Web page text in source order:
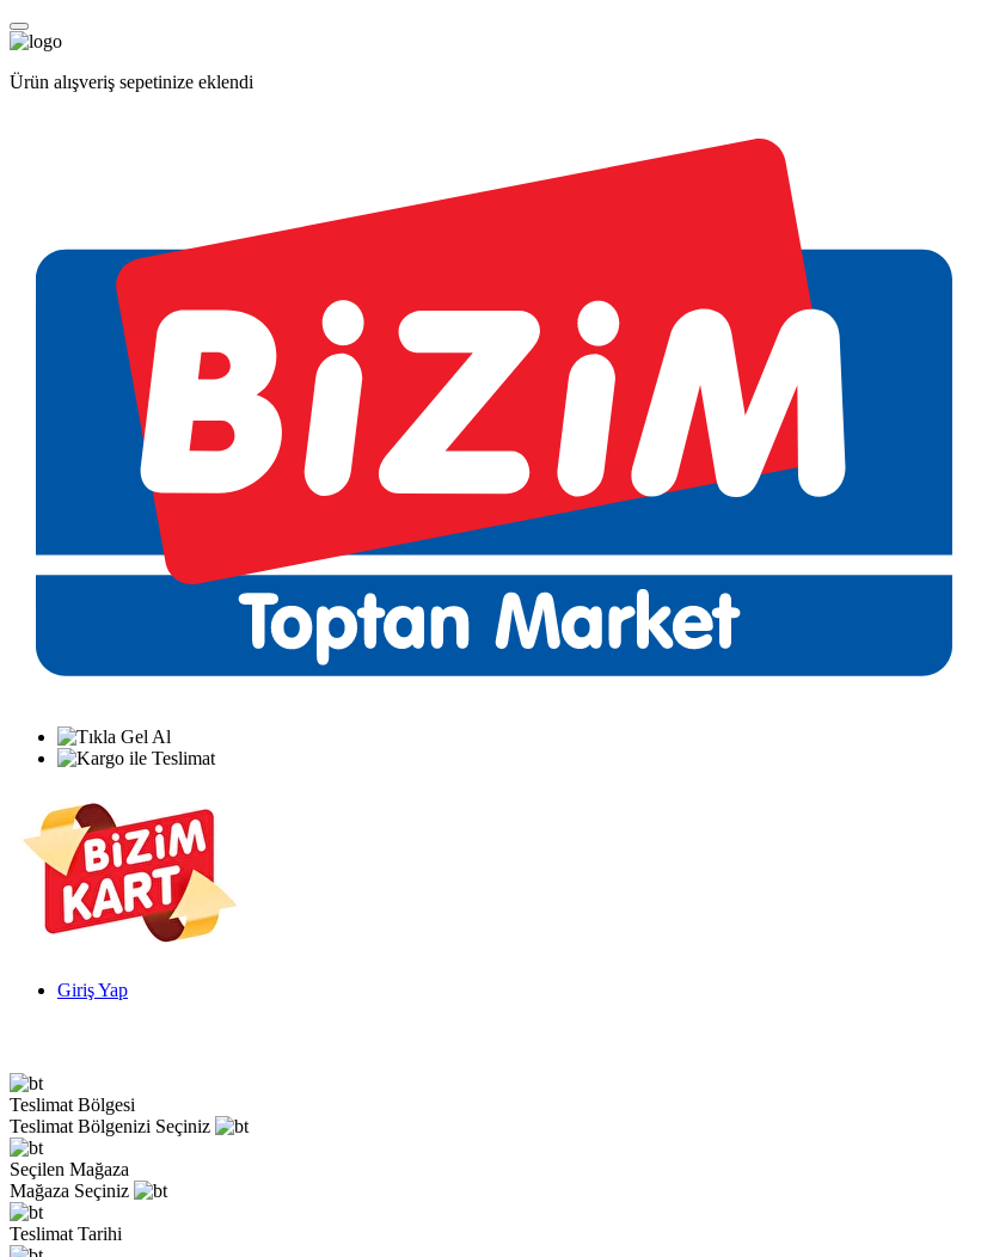
Ürün alışveriş sepetinize eklendi
Giriş Yap
Teslimat Bölgesi
Teslimat Bölgenizi Seçiniz
Seçilen Mağaza
Mağaza Seçiniz
Teslimat Tarihi